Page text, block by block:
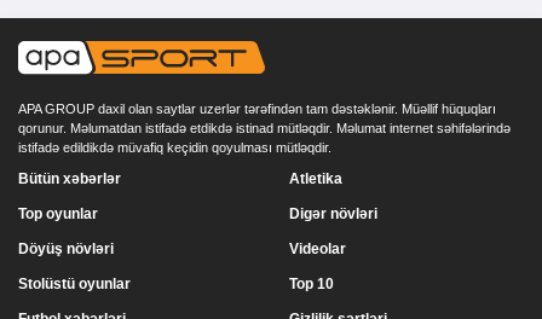
APA GROUP daxil olan saytlar uzerlər tərəfindən tam dəstəklənir. Müəllif hüquqları
qorunur. Məlumatdan istifadə etdikdə istinad mütləqdir. Məlumat internet səhifələrində
istifadə edildikdə müvafiq keçidin qoyulması mütləqdir.
Bütün xəbərlər
Top oyunlar
Döyüş növləri
Stolüstü oyunlar
Atletika
Digər növləri
Videolar
Top 10